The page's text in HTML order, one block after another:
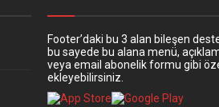
Footer’daki bu 3 alan bileşen
bu sayede bu alana menü,
veya email abonelik formu gibi
ekleyebilirsiniz.